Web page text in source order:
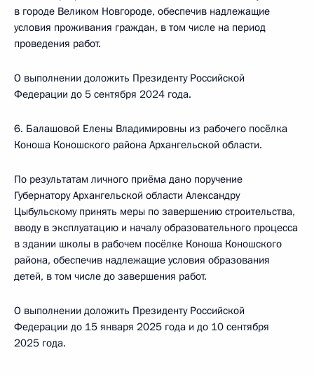
в городе Великом Новгороде, обеспечив надлежащие
условия проживания граждан, в том числе на период
проведения работ.
О выполнении доложить Президенту Российской
Федерации до 5 сентября 2024 года.
6. Балашовой Елены Владимировны из рабочего посёлка
Коноша Коношского района Архангельской области.
По результатам личного приёма дано поручение
Губернатору Архангельской области Александру
Цыбульскому принять меры по завершению строительства,
вводу в эксплуатацию и началу образовательного процесса
в здании школы в рабочем посёлке Коноша Коношского
района, обеспечив надлежащие условия образования
детей, в том числе до завершения работ.
О выполнении доложить Президенту Российской
Федерации до 15 января 2025 года и до 10 сентября
2025 года.